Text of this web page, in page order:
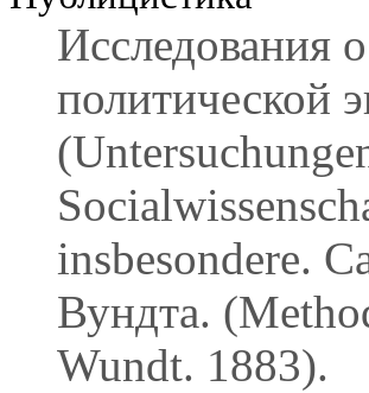
Исследования
политической
insbesondere.
Вундта.
Wundt. 1883).